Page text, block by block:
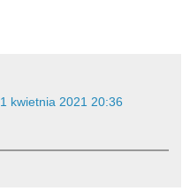
1 kwietnia 2021 20:36